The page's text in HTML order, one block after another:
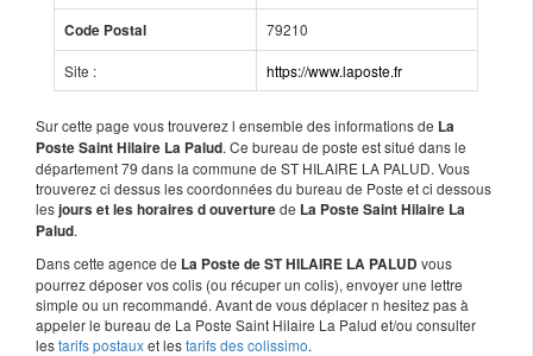
Code Postal 79210
Site : https://www.laposte.fr
Sur cette page vous trouverez l ensemble des informations de La
Poste Saint Hilaire La Palud. Ce bureau de poste est situé dans le
département 79 dans la commune de ST HILAIRE LA PALUD. Vous
trouverez ci dessus les coordonnées du bureau de Poste et ci dessous
lesjours et les horaires d ouverturede La Poste Saint Hilaire La
Palud.
Dans cette agence de La Poste de ST HILAIRE LA PALUD vous
pourrez déposer vos colis (ou récuper un colis), envoyer une lettre
simple ou un recommandé. Avant de vous déplacer n hesitez pas à
appeler le bureau de La Poste Saint Hilaire La Palud et/ou consulter
lestarifs postauxet lestarifs des colissimo.